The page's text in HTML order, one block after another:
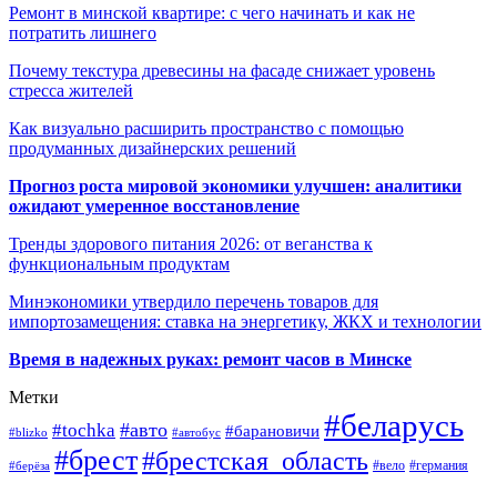
Ремонт в минской квартире: с чего начинать и как не
потратить лишнего
Почему текстура древесины на фасаде снижает уровень
стресса жителей
Как визуально расширить пространство с помощью
продуманных дизайнерских решений
Прогноз роста мировой экономики улучшен: аналитики
ожидают умеренное восстановление
Тренды здорового питания 2026: от веганства к
функциональным продуктам
Минэкономики утвердило перечень товаров для
импортозамещения: ставка на энергетику, ЖКХ и технологии
Время в надежных руках: ремонт часов в Минске
Метки
#blizko #tochka #авто #автобус #барановичи #беларусь
#берёза #брест#брестская_область #вело #германия